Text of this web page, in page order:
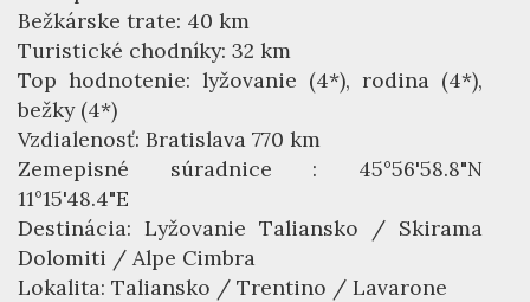
Bežkárske trate: 40 km
Turistické chodníky: 32 km
Top hodnotenie: lyžovanie (4*), rodina (4*),
bežky (4*)
Vzdialenosť: Bratislava 770 km
Zemepisné súradnice : 45°56'58.8"N
11°15'48.4"E
Destinácia: Lyžovanie Taliansko / Skirama
Dolomiti / Alpe Cimbra
Lokalita: Taliansko / Trentino / Lavarone